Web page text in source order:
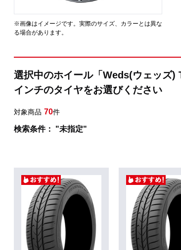
※画像はイメージです。実際のサイズ、カラーとは異な
る場合があります。
選択中のホイール「Weds(ウェッズ
インチのタイヤをお選びください
対象商品 70件
検索条件： "未指定"